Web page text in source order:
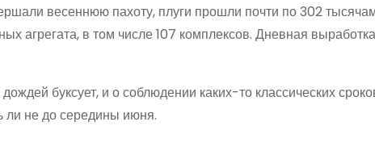
весеннюю пахоту, плуги прошли почти по 302
агрегата, в том числе 107 комплексов. Дневная
буксует, и о соблюдении каких-то классических
ли не до середины июня.